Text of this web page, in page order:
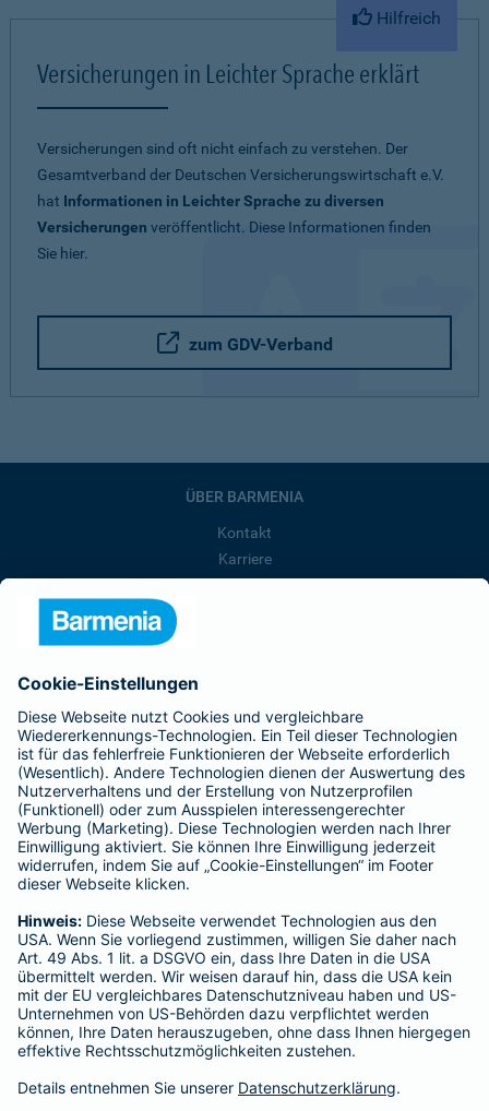
Hilfreich
Versicherungen in Leichter Sprache erklärt
Versicherungen sind oft nicht einfach zu verstehen. Der
Gesamtverband der Deutschen Versicherungswirtschaft e.V.
hat Informationen in Leichter Sprache zu diversen
Versicherungen veröffentlicht. Diese Informationen finden
Sie hier.
zum GDV-Verband
ÜBER BARMENIA
Kontakt
Karriere
Barmenia ist Teil der BarmeniaGothaer
BELIEBTE SEITEN
Kranken-Zusatzversicherung
Tierversicherungen
Haftpflichtversicherung
Hausratversicherung
Adresse ändern
Schaden melden
Kilometerstandsmeldung
Serviceübersicht